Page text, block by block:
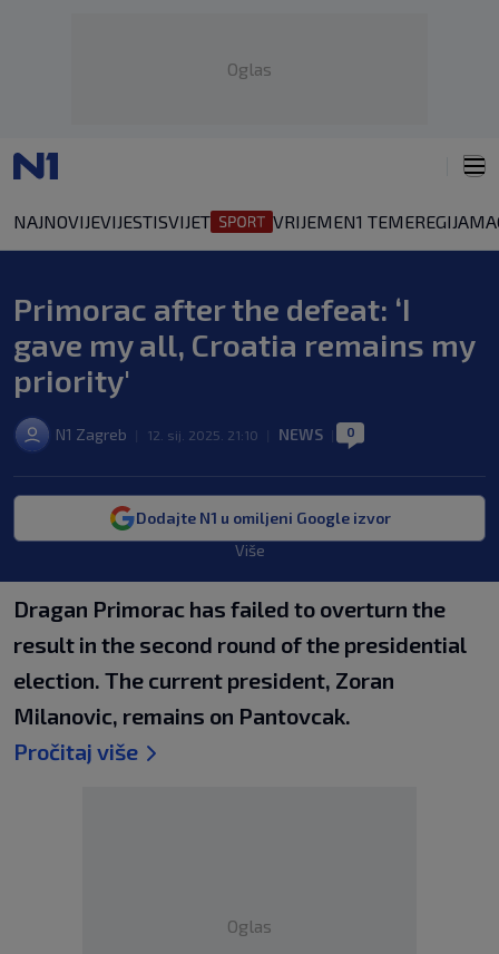
Oglas
NAJNOVIJEVIJESTISVIJET VRIJEMEN1 TEMEREGIJA
Primorac after the defeat: ‘I
gave my all, Croatia remains my
priority'
N1 Zagreb 12. sij. 2025. 21:10 NEWS 0
Dodajte N1 u omiljeni Google izvor
Više
Dragan Primorac has failed to overturn the
result in the second round of the presidential
election. The current president, Zoran
Milanovic, remains on Pantovcak.
Pročitaj više
Oglas